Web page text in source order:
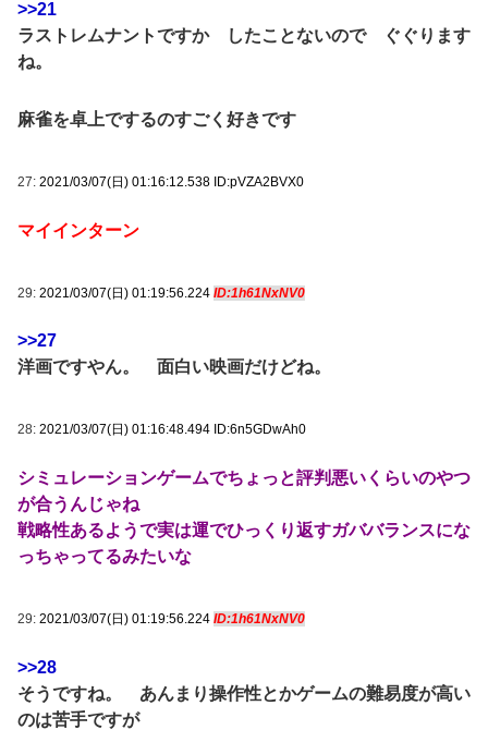
>>21
ラストレムナントですか したことないので ぐぐります
ね。
麻雀を卓上でするのすごく好きです
27: 2021/03/07(日) 01:16:12.538 ID:pVZA2BVX0
マイインターン
29: 2021/03/07(日) 01:19:56.224 ID:1h61NxNV0
>>27
洋画ですやん。 面白い映画だけどね。
28: 2021/03/07(日) 01:16:48.494 ID:6n5GDwAh0
シミュレーションゲームでちょっと評判悪いくらいのやつ
が合うんじゃね
戦略性あるようで実は運でひっくり返すガババランスにな
っちゃってるみたいな
29: 2021/03/07(日) 01:19:56.224 ID:1h61NxNV0
>>28
そうですね。 あんまり操作性とかゲームの難易度が高い
のは苦手ですが